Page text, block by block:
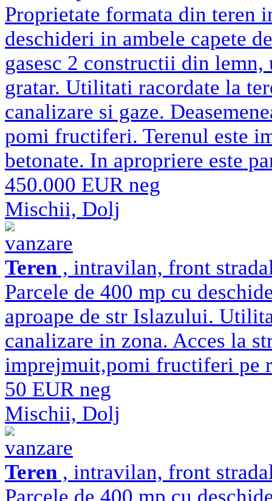
Proprietate formata din teren
deschideri in ambele capete
gasesc 2 constructii din
gratar. Utilitati racordate la
canalizare si gaze.
pomi fructiferi. Terenul este
betonate. In apropriere este
450.000 EUR neg
Mischii, Dolj
vanzare
Teren , intravilan, front
Parcele de 400 mp cu
aproape de str Islazului.
canalizare in zona. Acces la
imprejmuit,pomi fructiferi pe
50 EUR neg
Mischii, Dolj
vanzare
Teren , intravilan, front